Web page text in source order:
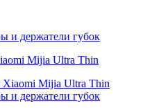
и держатели губок
Mijia Ultra Thin
и держатели губок